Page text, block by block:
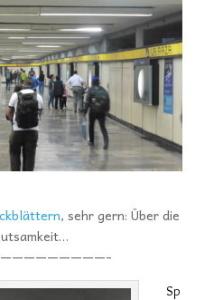
, sehr gern: Über die
Sp